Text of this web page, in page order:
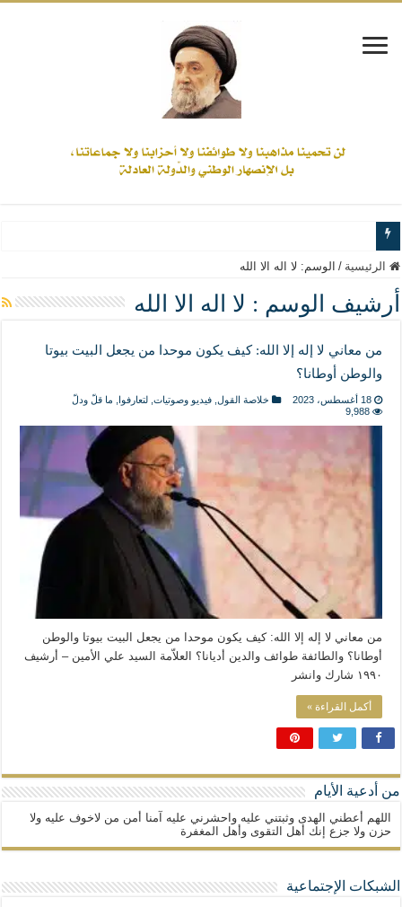
www.alamine.net
مواقف وآراء العلاّمة السيد علي الأمين من الأحداث والقضايا - اضغط للاطلاع
إذا كان التسنن هو الإيمان بسنة رسول الله ( صلى الله عليه وآله) فكلّ
علاقات المذاهب والأديان لا يجوز أن تكون على حساب الأوطان
لن تحمينا مذاهبنا ولا طوائفنا ولا أحزابنا ولا جماعاتنا، بل الإنصهار الوطني والدولة
المذاهب ليست قدرًا لا يمكن تجاوزه
ليست المنفعة تأتي من إسلامية النّظام كما لا تأتي المضرة من مسيحية النظام
المتهاون بوطنه متهاون بدينه حتماً
نسج العلاقة مع الآخر تكون من خلال منظومة القيم و المبادئ الانسانية التي تجعل
الرئيسية / الوسم: لا اله الا الله
أرشيف الوسم : لا اله الا الله
من معاني لا إله إلا الله: كيف يكون موحدا من يجعل البيت بيوتا
والوطن أوطانا؟
18 أغسطس، 2023 خلاصة القول فيديو وصوتيات, لتعارفوا
ما قلّ ودلّ
9,988
من معاني لا إله إلا الله: كيف يكون موحدا من يجعل البيت بيوتا والوطن
أوطانا؟ والطائفة طوائف والدين أديانا؟ العلاّمة السيد علي الأمين – أرشيف
١٩٩٠ شارك وانشر
أكمل القراءة »
من أدعية الأيام
اللهم أعطني الهدى وثبتني عليه واحشرني عليه آمنا أمن من لاخوف عليه ولا
حزن ولا جزع إنك أهل التقوى وأهل المغفرة
الشبكات الإجتماعية